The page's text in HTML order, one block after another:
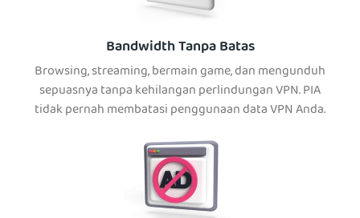
Bandwidth Tanpa Batas
Browsing, streaming, bermain game, dan mengunduh
sepuasnya tanpa kehilangan perlindungan VPN. PIA
tidak pernah membatasi penggunaan data VPN Anda.